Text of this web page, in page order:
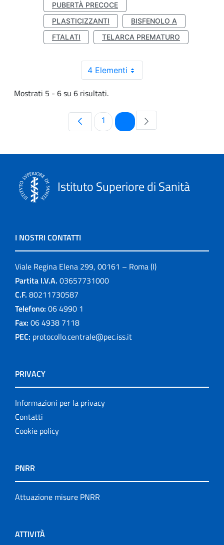
PUBERTÀ PRECOCE
PLASTICIZZANTI
BISFENOLO A
FTALATI
TELARCA PREMATURO
4 Elementi
Mostrati 5 - 6 su 6 risultati.
Pagina
1 Pagina
Istituto Superiore di Sanità
I NOSTRI CONTATTI
Viale Regina Elena 299, 00161 – Roma (I)
Partita I.V.A. 03657731000
C.F. 80211730587
Telefono: 06 4990 1
Fax: 06 4938 7118
PEC: protocollo.centrale@pec.iss.it
PRIVACY
Informazioni per la privacy
Contatti
Cookie policy
PNRR
Attuazione misure PNRR
ATTIVITÀ